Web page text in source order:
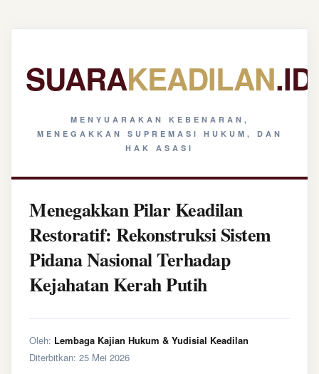
SUARAKEADILAN.ID
MENYUARAKAN KEBENARAN,
MENEGAKKAN SUPREMASI HUKUM, DAN
HAK ASASI
Menegakkan Pilar Keadilan
Restoratif: Rekonstruksi Sistem
Pidana Nasional Terhadap
Kejahatan Kerah Putih
Oleh: Lembaga Kajian Hukum & Yudisial Keadilan
Diterbitkan: 25 Mei 2026